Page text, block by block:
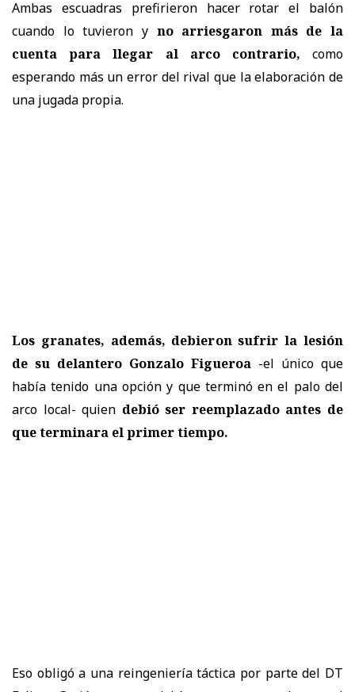
Ambas escuadras prefirieron hacer rotar el balón
cuando lo tuvieron y no arriesgaron más de la
cuenta para llegar al arco contrario, como
esperando más un error del rival que la elaboración de
una jugada propia.
Los granates, además, debieron sufrir la lesión
de su delantero Gonzalo Figueroa -el único que
había tenido una opción y que terminó en el palo del
arco local- quien debió ser reemplazado antes de
que terminara el primer tiempo.
Eso obligó a una reingeniería táctica por parte del DT